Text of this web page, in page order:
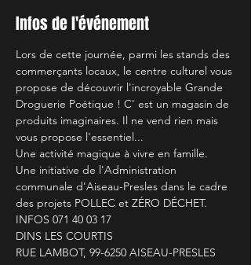
Infos de l'événement
Lors de cette journée, parmi les stands des
commerçants locaux, le centre culturel vous
propose de découvrir l'incroyable Grande
Droguerie Poétique ! C' est un magasin de
produits imaginaires. Il ne vend rien mais
vous propose l'essentiel...
Une activité magique à vivre en famille.
Une initiative de l'Administration
communale d'Aiseau-Presles dans le cadre
des projets POLLEC et ZÉRO DÉCHET.
INFOS 071 40 03 17
DINS LES COURTIS
RUE LAMBOT, 99-6250 AISEAU-PRESLES